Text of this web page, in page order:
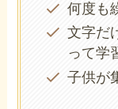
何度も
文字だ
って学
子供が